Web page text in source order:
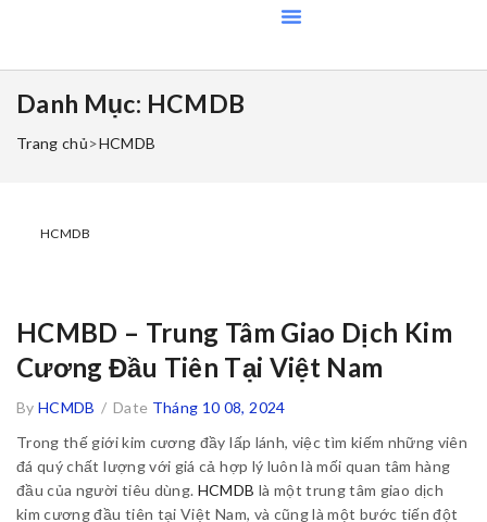
Danh Mục: HCMDB
Trang chủ>HCMDB
HCMDB
HCMBD – Trung Tâm Giao Dịch Kim
Cương Đầu Tiên Tại Việt Nam
ByHCMDB / Date Tháng 10 08, 2024
Trong thế giới kim cương đầy lấp lánh, việc tìm kiếm những viên
đá quý chất lượng với giá cả hợp lý luôn là mối quan tâm hàng
đầu của người tiêu dùng. HCMDB là một trung tâm giao dịch
kim cương đầu tiên tại Việt Nam, và cũng là một bước tiến đột